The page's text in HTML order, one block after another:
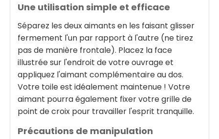
Une utilisation simple et efficace
Séparez les deux aimants en les faisant glisser
fermement l'un par rapport à l'autre (ne tirez
pas de manière frontale). Placez la face
illustrée sur l'endroit de votre ouvrage et
appliquez l'aimant complémentaire au dos.
Votre toile est idéalement maintenue ! Votre
aimant pourra également fixer votre grille de
point de croix pour travailler l'esprit tranquille.
Précautions de manipulation